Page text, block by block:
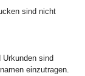
sind nicht
Urkunden sind
einzutragen.